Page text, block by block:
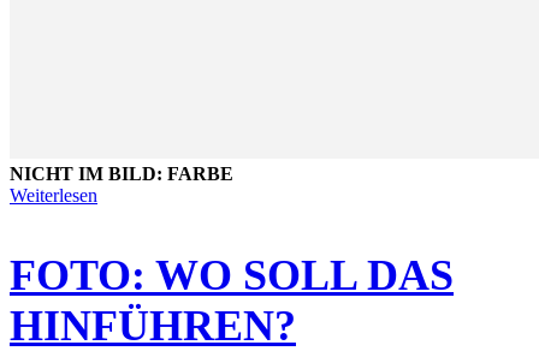
NICHT IM BILD: FARBE
Weiterlesen
FOTO: WO SOLL DAS
HINFÜHREN?